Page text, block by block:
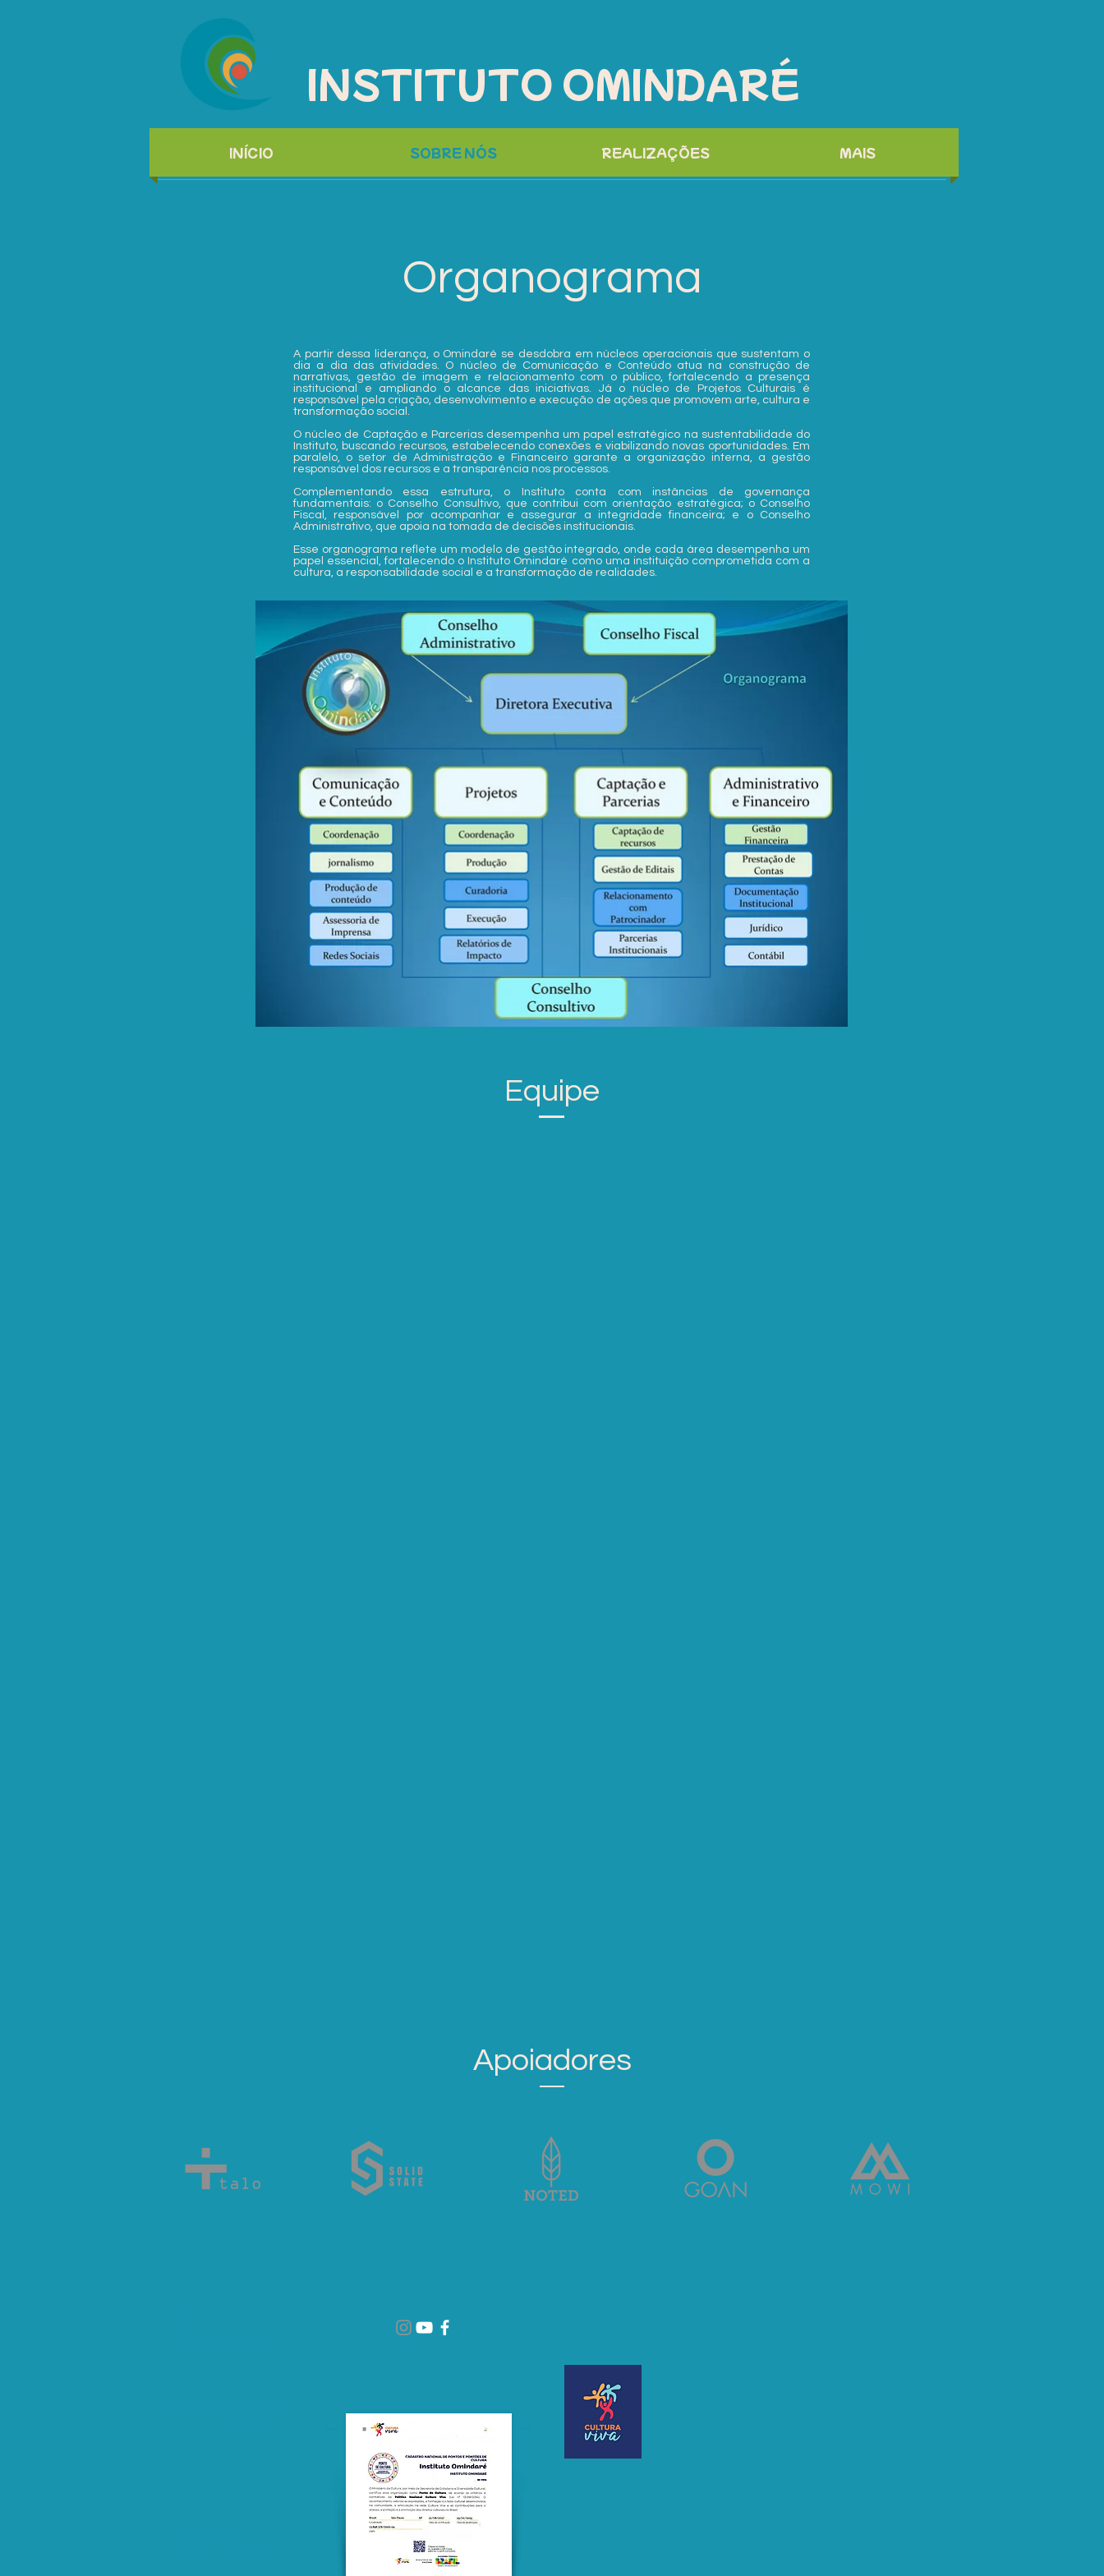
INSTITUTO OMINDARÉ
INÍCIO SOBRE NÓS REALIZAÇÕES MAIS
Organograma
A partir dessa liderança, o Omindaré se desdobra em núcleos operacionais que sustentam o
dia a dia das atividades. O núcleo de Comunicação e Conteúdo atua na construção de
narrativas, gestão de imagem e relacionamento com o público, fortalecendo a presença
institucional e ampliando o alcance das iniciativas. Já o núcleo de Projetos Culturais é
responsável pela criação, desenvolvimento e execução de ações que promovem arte, cultura e
transformação social.
O núcleo de Captação e Parcerias desempenha um papel estratégico na sustentabilidade do
Instituto, buscando recursos, estabelecendo conexões e viabilizando novas oportunidades. Em
paralelo, o setor de Administração e Financeiro garante a organização interna, a gestão
responsável dos recursos e a transparência nos processos.
Complementando essa estrutura, o Instituto conta com instâncias de governança
fundamentais: o Conselho Consultivo, que contribui com orientação estratégica; o Conselho
Fiscal, responsável por acompanhar e assegurar a integridade financeira; e o Conselho
Administrativo, que apoia na tomada de decisões institucionais.
Esse organograma reflete um modelo de gestão integrado, onde cada área desempenha um
papel essencial, fortalecendo o Instituto Omindaré como uma instituição comprometida com a
cultura, a responsabilidade social e a transformação de realidades.
Equipe
Apoiadores